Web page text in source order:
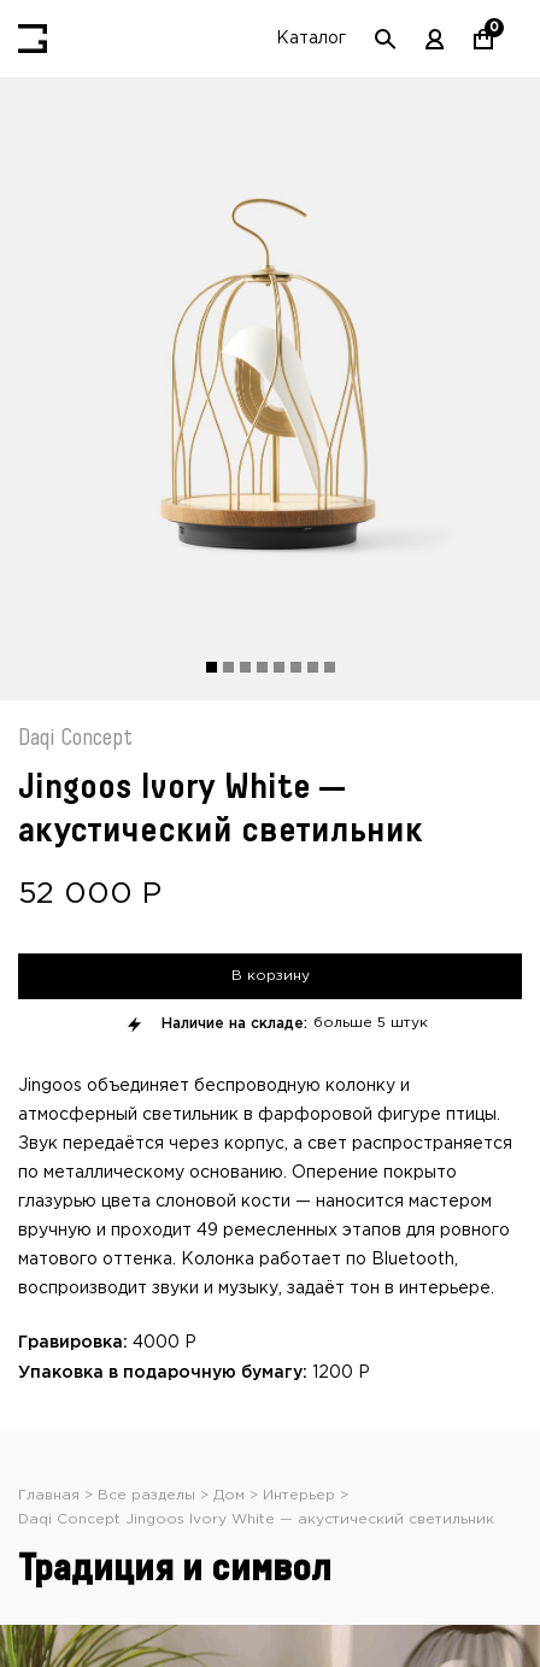
Каталог
0
Daqi Concept
Jingoos Ivory White —
акустический светильник
52 000 Р
В корзину
Наличие на складе: больше 5 штук
Jingoos объединяет беспроводную колонку и
атмосферный светильник в фарфоровой фигуре птицы.
Звук передаётся через корпус, а свет распространяется
по металлическому основанию. Оперение покрыто
глазурью цвета слоновой кости — наносится мастером
вручную и проходит 49 ремесленных этапов для ровного
матового оттенка.
Колонка работает по Bluetooth,
воспроизводит звуки и музыку, задаёт тон в интерьере.
Гравировка: 4000 Р
Упаковка в подарочную бумагу: 1200 Р
Главная Все разделы Дом
Интерьер
Daqi Concept Jingoos Ivory White — акустический светильник
Традиция и символ